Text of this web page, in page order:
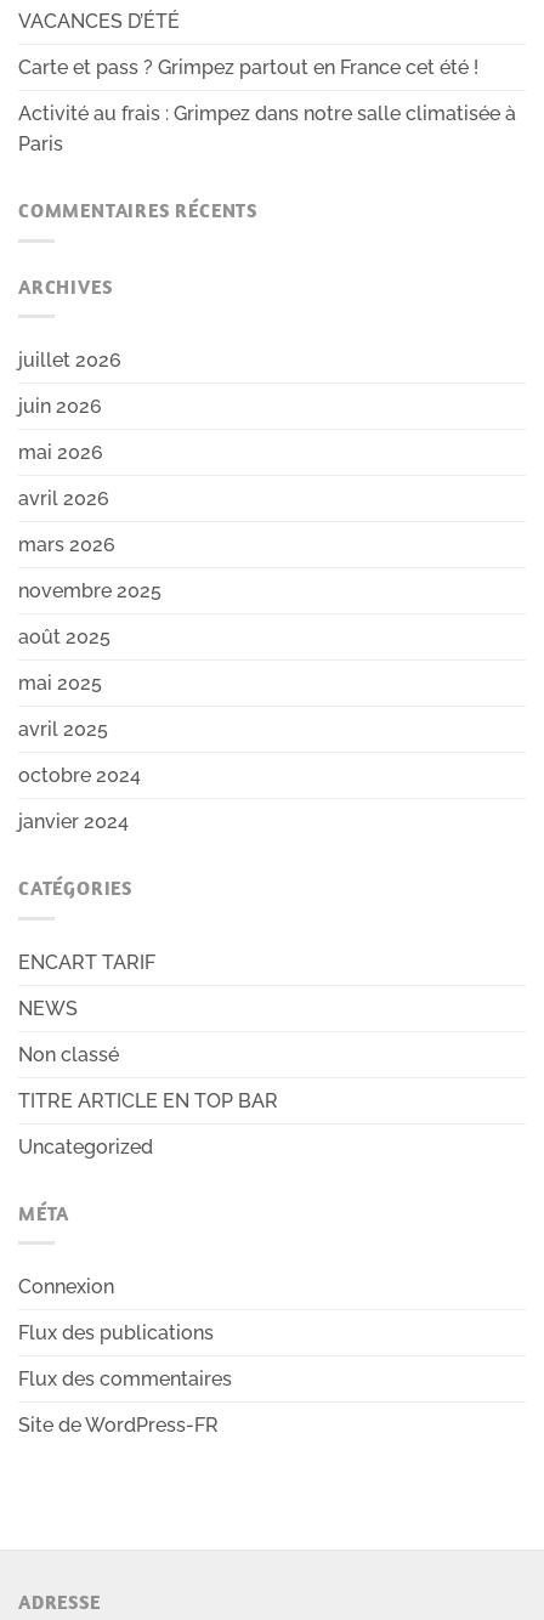
VACANCES D’ÉTÉ
Carte et pass ? Grimpez partout en France cet été !
Activité au frais : Grimpez dans notre salle climatisée à
Paris
COMMENTAIRES RÉCENTS
ARCHIVES
juillet 2026
juin 2026
mai 2026
avril 2026
mars 2026
novembre 2025
août 2025
mai 2025
avril 2025
octobre 2024
janvier 2024
CATÉGORIES
ENCART TARIF
NEWS
Non classé
TITRE ARTICLE EN TOP BAR
Uncategorized
MÉTA
Connexion
Flux des publications
Flux des commentaires
Site de WordPress-FR
ADRESSE